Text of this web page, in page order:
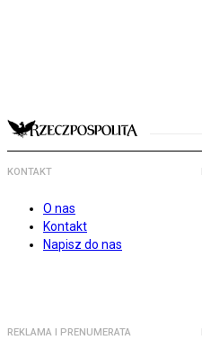
KONTAKT
O nas
Kontakt
Napisz do nas
REKLAMA I PRENUMERATA